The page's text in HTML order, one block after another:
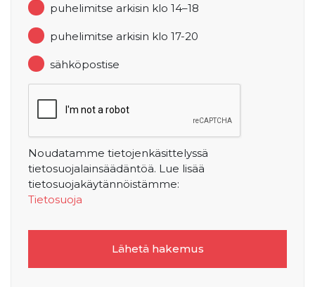
puhelimitse arkisin klo 14–18
puhelimitse arkisin klo 17-20
sähköpostise
Noudatamme tietojenkäsittelyssä
tietosuojalainsäädäntöä. Lue lisää
tietosuojakäytännöistämme:
Tietosuoja